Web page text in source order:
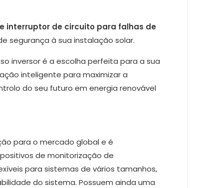
interruptor de circuito para falhas de
segurança à sua instalação solar.
inversor é a escolha perfeita para a sua
inteligente para maximizar a
do seu futuro em energia renovável
para o mercado global e é
de monitorização de
para sistemas de vários tamanhos,
do sistema. Possuem ainda uma